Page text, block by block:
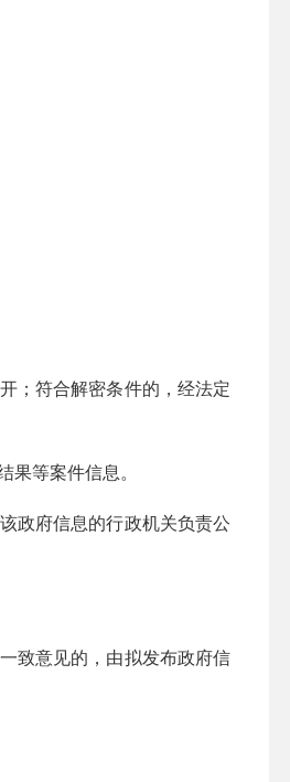
；符合解密条件的，经法定
等案件信息。
政府信息的行政机关负责公
致意见的，由拟发布政府信